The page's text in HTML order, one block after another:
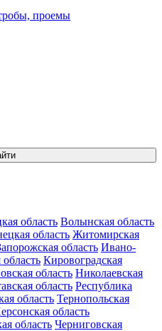
проемы
область Волынская область
область Житомирская
область Ивано-
Кировоградская
область Николаевская
область Республика
область Тернопольская
область
область Черниговская